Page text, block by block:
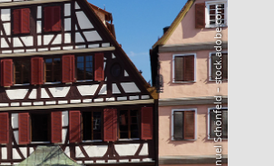
Bild: @Manuel Schönfeld – stock.adobe.com